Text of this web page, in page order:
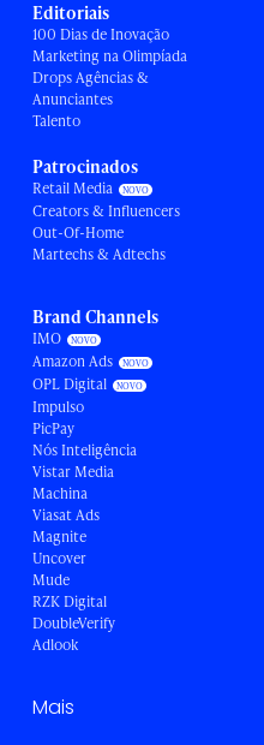
Editoriais
100 Dias de Inovação
Marketing na Olimpíada
Drops Agências &
Anunciantes
Talento
Patrocinados
Retail Media
Creators & Influencers
Out-Of-Home
Martechs & Adtechs
Brand Channels
IMO
Amazon Ads
OPL Digital
Impulso
PicPay
Nós Inteligência
Vistar Media
Machina
Viasat Ads
Magnite
Uncover
Mude
RZK Digital
DoubleVerify
Adlook
Mais